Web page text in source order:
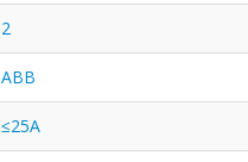
2
ABB
≤25A